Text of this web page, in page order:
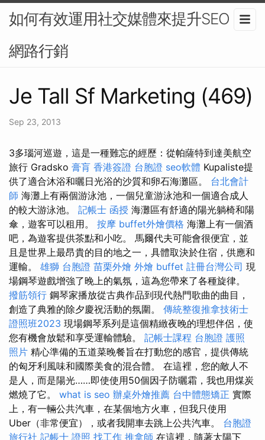
如何有效運用社交媒體來提升SEO？-
網路行銷
Je Tall Sf Marketing (469)
Sep 23, 2013
3多瑙河巡遊，這是一種難忘的經歷：從帕薩特到達美航空
旅行 Gradsko 膏肓 香港簽證 台胞證 seo軟體 Kupaliste提
供了適合沐浴和曬日光浴的沙質和卵石海灘區。 台北會計
師 海灘上有兩個游泳池，一個兒童游泳池和一個適合成人
的較大游泳池。 記帳士 函授 海灘區有舒適的陽光躺椅和陽
傘，遊客可以租用。 按摩 buffet外燴價格 海灘上有一個酒
吧，為遊客提供茶點和小吃。 馬爾代夫可能會很便宜，並
且是世界上最昂貴的目的地之一，具體取決於住宿，供應和
運輸。 雄獅 台胞證 苗栗外燴 外燴 buffet 註冊台灣公司 現
場鋼琴遊戲增強了晚上的氣氛，這為您帶來了各種旋律。
撥筋領行 鋼琴家播放從古典作品到現代熱門歌曲的曲目，
創造了典雅的除夕慶祝活動的氛圍。 傳統整復推拿技術士
證照班2023 現場鋼琴系列是這個精緻夜晚的理想伴侶，使
您有機會放鬆和享受運輸體驗。 記帳士課程 台胞證 護照
照片 精心準備的五道菜晚餐旨在打動您的感官，提供傳統
的匈牙利風味和國際美食的混合體。 在這裡，您的敵人不
是人，而是陽光……即使使用50個因子防曬霜，我也用煤炭
燃燒了它。 what is seo 辦桌外燴推薦 台中體態矯正 實際
上，有一輛公共汽車，在某個地方火車，但我只使用
Uber（非常便宜），或者我開車去跳上公共汽車。 台胞證
旅行社 記帳士 證照 找工作 推拿師 在這裡，隨著太陽下